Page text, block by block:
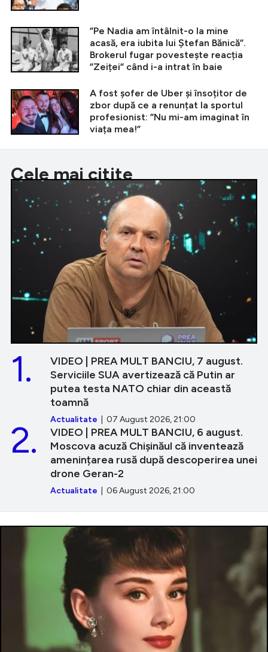
”Pe Nadia am întâlnit-o la mine
acasă, era iubita lui Ștefan Bănică”.
Brokerul fugar povestește reacția
”Zeiței” când i-a intrat în baie
A fost șofer de Uber și însoțitor de
zbor după ce a renunțat la sportul
profesionist: ”Nu mi-am imaginat în
viața mea!”
Cele mai citite
VIDEO | PREA MULT BANCIU, 7 august.
Serviciile SUA avertizează că Putin ar
putea testa NATO chiar din această
toamnă
Actualitate | 07 August 2026, 21:00
1.
VIDEO | PREA MULT BANCIU, 6 august.
Moscova acuză Chișinăul că inventează
amenințarea rusă după descoperirea unei
drone Geran-2
Actualitate | 06 August 2026, 21:00
2.